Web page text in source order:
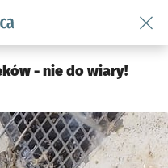
Dla mieszkańca
- nie do wiary!